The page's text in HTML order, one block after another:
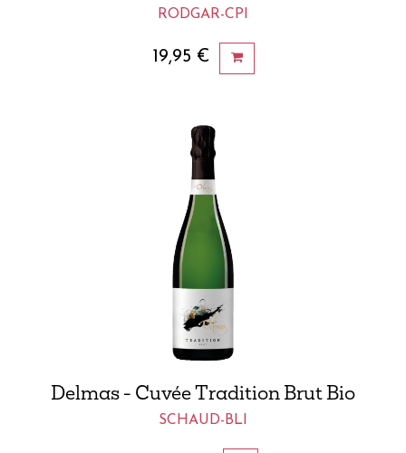
RODGAR-CPI
19,95 €
Delmas - Cuvée Tradition Brut Bio
SCHAUD-BLI